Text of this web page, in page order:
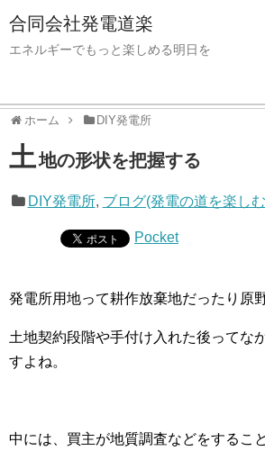
合同会社発電道楽
エネルギーでもっと楽しめる明日を
ホーム DIY発電所
土地の形状を把握する
DIY発電所, ブログ(発電の道を楽しむ
Pocket
発電所用地って耕作放棄地だったり原
土地契約段階や手付け入れた後ってな
すよね。
中には、買主が地質調査などをするこ